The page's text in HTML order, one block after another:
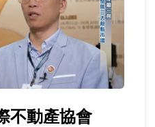
不動產協會